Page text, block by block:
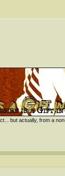
but actually, from a